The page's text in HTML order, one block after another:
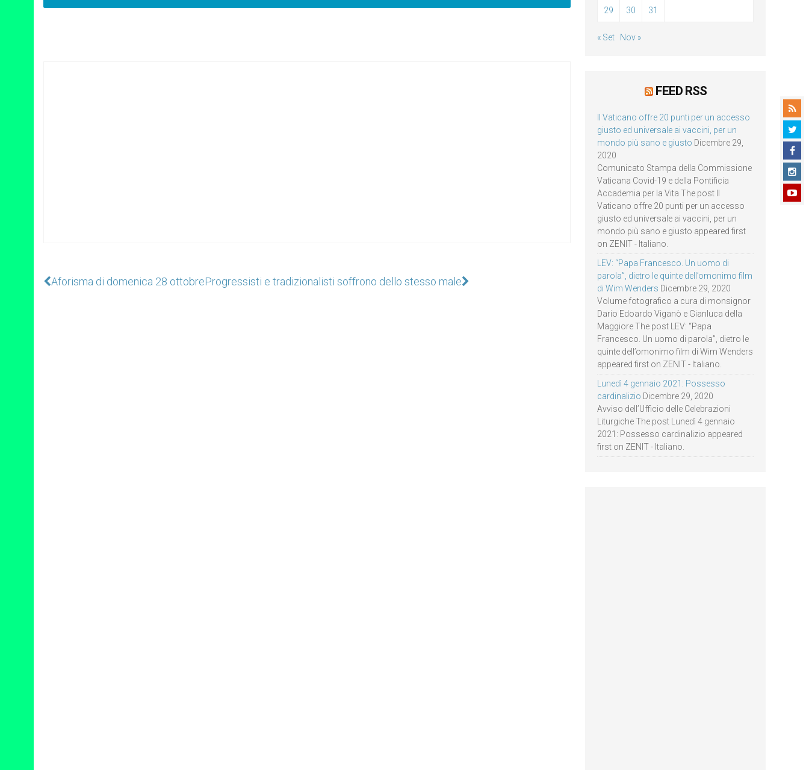
Aforisma di domenica 28 ottobreProgressisti e tradizionalisti soffrono dello stesso male
29 30 31
« Set Nov »
FEED RSS
Il Vaticano offre 20 punti per un accesso
giusto ed universale ai vaccini, per un
mondo più sano e giusto Dicembre 29,
2020
Comunicato Stampa della Commissione
Vaticana Covid-19 e della Pontificia
Accademia per la Vita The post Il
Vaticano offre 20 punti per un accesso
giusto ed universale ai vaccini, per un
mondo più sano e giusto appeared first
on ZENIT - Italiano.
LEV: “Papa Francesco. Un uomo di
parola”, dietro le quinte dell’omonimo film
di Wim Wenders Dicembre 29, 2020
Volume fotografico a cura di monsignor
Dario Edoardo Viganò e Gianluca della
Maggiore The post LEV: “Papa
Francesco. Un uomo di parola”, dietro le
quinte dell’omonimo film di Wim Wenders
appeared first on ZENIT - Italiano.
Lunedì 4 gennaio 2021: Possesso
cardinalizio Dicembre 29, 2020
Avviso dell’Ufficio delle Celebrazioni
Liturgiche The post Lunedì 4 gennaio
2021: Possesso cardinalizio appeared
first on ZENIT - Italiano.